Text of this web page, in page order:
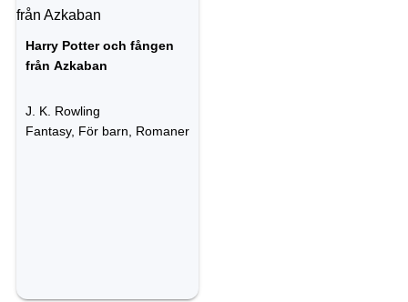
Harry Potter och fången
från Azkaban
J. K. Rowling
Fantasy, För barn, Romaner